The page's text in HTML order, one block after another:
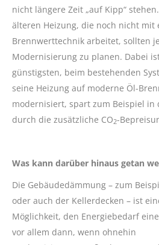
nicht längere Zeit „auf Kipp“
älteren Heizung, die noch nicht mit
Brennwerttechnik arbeitet, sollten
Modernisierung zu planen. Dabei
günstigsten, beim bestehenden
seine Heizung auf moderne Öl-
modernisiert, spart zum Beispiel in
durch die zusätzliche CO2-
Was kann darüber hinaus getan
Die Gebäudedämmung – zum
oder auch der Kellerdecken – ist
Möglichkeit, den Energiebedarf
vor allem dann, wenn ohnehin